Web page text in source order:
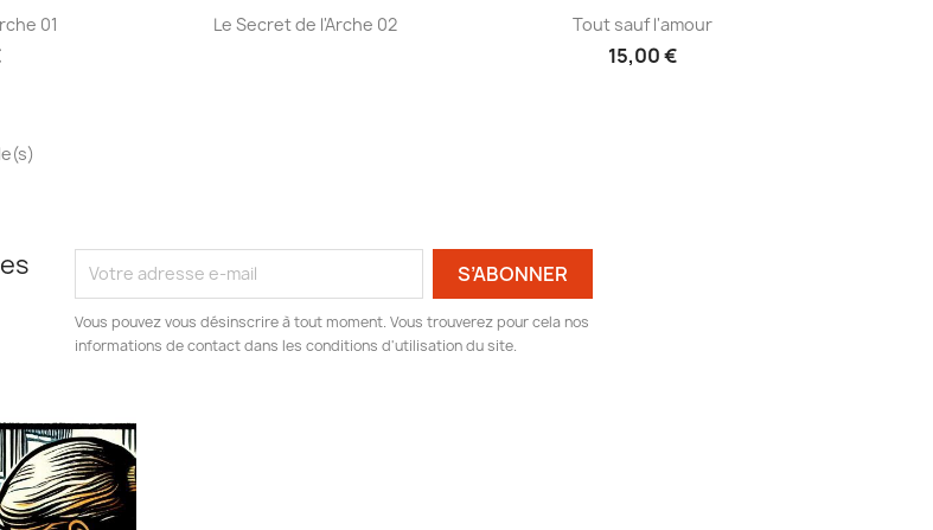
01 Aperçu rapide
Le Secret de l'Arche 02 Aperçu rapide
Tout sauf l'amour
15,00 €
Vous pouvez vous désinscrire à tout moment. Vous trouverez pour cela nos
informations de contact dans les conditions d'utilisation du site.